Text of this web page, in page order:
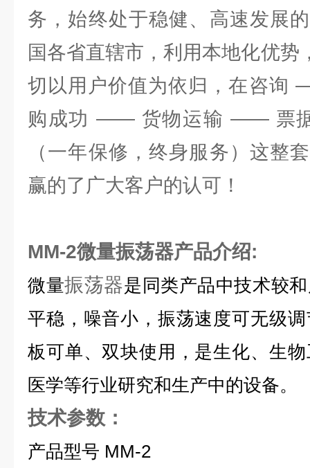
务，始终处于稳健、高速发展
国各省直辖市，利用本地化优势
切以用户价值为依归，在咨
购成功 —— 货物运输 —— 票
（一年保修，终身服务）这整
赢的了广大客户的认可！
MM-2微量振荡器产品介绍:
微量振荡器是同类产品中技术较
平稳，噪音小，振荡速度可无级
板可单、双块使用，是生化、生
医学等行业研究和生产中的设备。
技术参数：
产品型号 MM-2